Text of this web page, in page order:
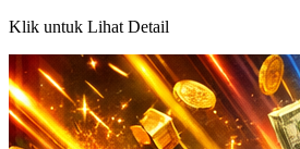
Klik untuk Lihat Detail